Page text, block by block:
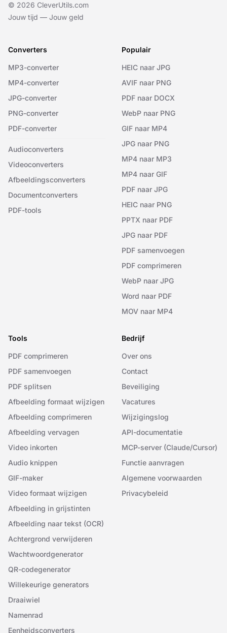
© 2026 CleverUtils.com
Jouw tijd — Jouw geld
Converters
MP3-converter
MP4-converter
JPG-converter
PNG-converter
PDF-converter
Audioconverters
Videoconverters
Afbeeldingsconverters
Documentconverters
PDF-tools
Populair
HEIC naar JPG
AVIF naar PNG
PDF naar DOCX
WebP naar PNG
GIF naar MP4
JPG naar PNG
MP4 naar MP3
MP4 naar GIF
PDF naar JPG
HEIC naar PNG
PPTX naar PDF
JPG naar PDF
PDF samenvoegen
PDF comprimeren
WebP naar JPG
Word naar PDF
MOV naar MP4
Tools
PDF comprimeren
PDF samenvoegen
PDF splitsen
Afbeelding formaat wijzigen
Afbeelding comprimeren
Afbeelding vervagen
Video inkorten
Audio knippen
GIF-maker
Video formaat wijzigen
Afbeelding in grijstinten
Afbeelding naar tekst (OCR)
Achtergrond verwijderen
Wachtwoordgenerator
QR-codegenerator
Willekeurige generators
Draaiwiel
Namenrad
Eenheidsconverters
Bedrijf
Over ons
Contact
Beveiliging
Vacatures
Wijzigingslog
API-documentatie
MCP-server (Claude/Cursor)
Functie aanvragen
Algemene voorwaarden
Privacybeleid